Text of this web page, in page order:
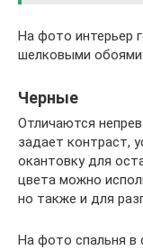
На фото интерьер
шелковыми обоями.
Черные
Отличаются
задает контраст,
окантовку для
цвета можно
но также и для
На фото спальня в